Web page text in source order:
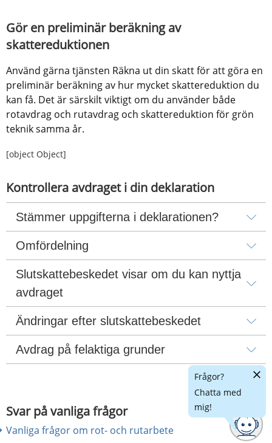
Gör en preliminär beräkning av
skattereduktionen
Använd gärna tjänsten Räkna ut din skatt för att göra en
preliminär beräkning av hur mycket skattereduktion du
kan få. Det är särskilt viktigt om du använder både
rotavdrag och rutavdrag och skattereduktion för grön
teknik samma år.
[object Object]
Kontrollera avdraget i din deklaration
Stämmer uppgifterna i deklarationen?
Omfördelning
Slutskattebeskedet visar om du kan nyttja
avdraget
Ändringar efter slutskattebeskedet
Avdrag på felaktiga grunder
Svar på vanliga frågor
Vanliga frågor om rot- och rutarbete
Frågor?
Chatta med
mig!
Dölj